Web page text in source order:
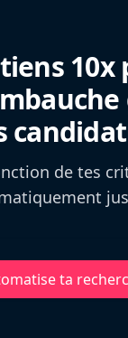
de tes
ta